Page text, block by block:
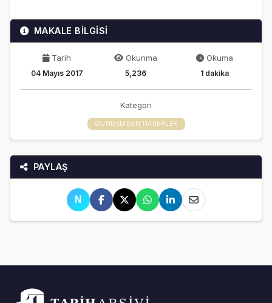
MAKALE BİLGİSİ
Tarih
04 Mayıs 2017
Okunma
5,236
Okuma
1 dakika
Kategori
GÜNDEMDEN HABERLER
PAYLAŞ
N